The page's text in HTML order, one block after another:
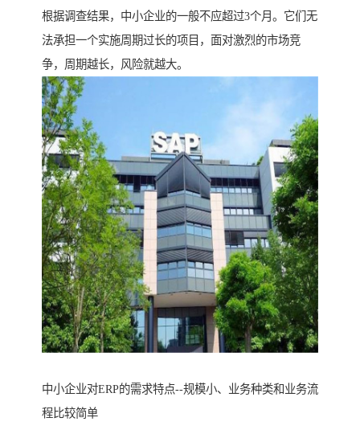
根据调查结果，中小企业的一般不应超过3个月。它们无
法承担一个实施周期过长的项目，面对激烈的市场竞
争，周期越长，风险就越大。
中小企业对ERP的需求特点--规模小、业务种类和业务流
程比较简单